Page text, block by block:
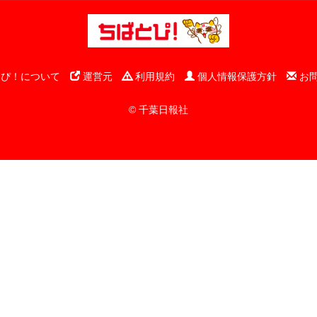
！について 運営元 利用規約 個人情報保護方針 お
© 千葉日報社